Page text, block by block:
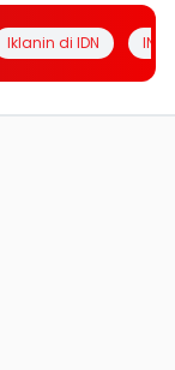
Iklanin di IDN